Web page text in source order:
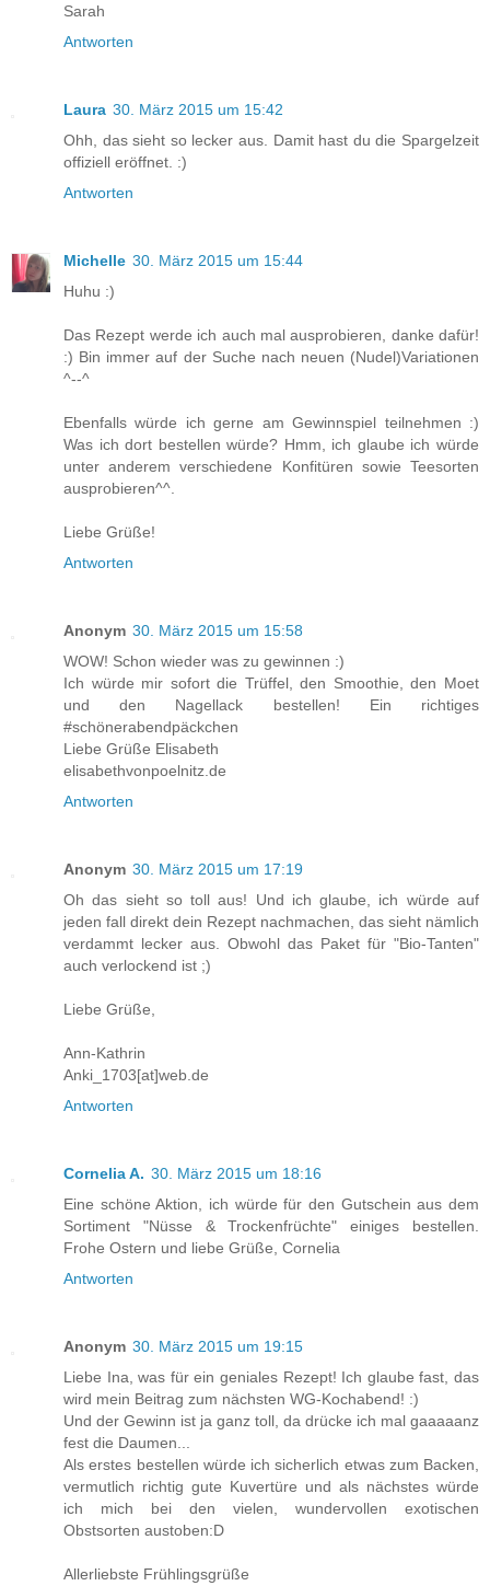
Sarah
Antworten
Laura 30. März 2015 um 15:42
Ohh, das sieht so lecker aus. Damit hast du die Spargelzeit
offiziell eröffnet. :)
Antworten
Michelle 30. März 2015 um 15:44
Huhu :)
Das Rezept werde ich auch mal ausprobieren, danke dafür!
:) Bin immer auf der Suche nach neuen (Nudel)Variationen
^--^
Ebenfalls würde ich gerne am Gewinnspiel teilnehmen :)
Was ich dort bestellen würde? Hmm, ich glaube ich würde
unter anderem verschiedene Konfitüren sowie Teesorten
ausprobieren^^.
Liebe Grüße!
Antworten
Anonym 30. März 2015 um 15:58
WOW! Schon wieder was zu gewinnen :)
Ich würde mir sofort die Trüffel, den Smoothie, den Moet
und den Nagellack bestellen! Ein richtiges
#schönerabendpäckchen
Liebe Grüße Elisabeth
elisabethvonpoelnitz.de
Antworten
Anonym 30. März 2015 um 17:19
Oh das sieht so toll aus! Und ich glaube, ich würde auf
jeden fall direkt dein Rezept nachmachen, das sieht nämlich
verdammt lecker aus. Obwohl das Paket für "Bio-Tanten"
auch verlockend ist ;)
Liebe Grüße,
Ann-Kathrin
Anki_1703[at]web.de
Antworten
Cornelia A. 30. März 2015 um 18:16
Eine schöne Aktion, ich würde für den Gutschein aus dem
Sortiment "Nüsse & Trockenfrüchte" einiges bestellen.
Frohe Ostern und liebe Grüße, Cornelia
Antworten
Anonym 30. März 2015 um 19:15
Liebe Ina, was für ein geniales Rezept! Ich glaube fast, das
wird mein Beitrag zum nächsten WG-Kochabend! :)
Und der Gewinn ist ja ganz toll, da drücke ich mal gaaaaanz
fest die Daumen...
Als erstes bestellen würde ich sicherlich etwas zum Backen,
vermutlich richtig gute Kuvertüre und als nächstes würde
ich mich bei den vielen, wundervollen exotischen
Obstsorten austoben:D
Allerliebste Frühlingsgrüße